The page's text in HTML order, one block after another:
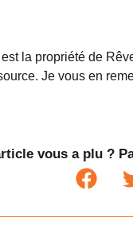
la propriété de
Je vous en
vous a plu ?